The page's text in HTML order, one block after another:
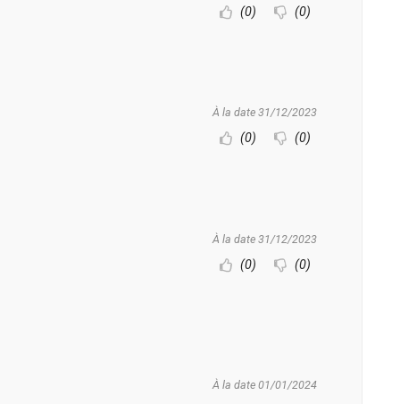
(0) (0)
À la date 31/12/2023
(0) (0)
À la date 31/12/2023
(0) (0)
À la date 01/01/2024